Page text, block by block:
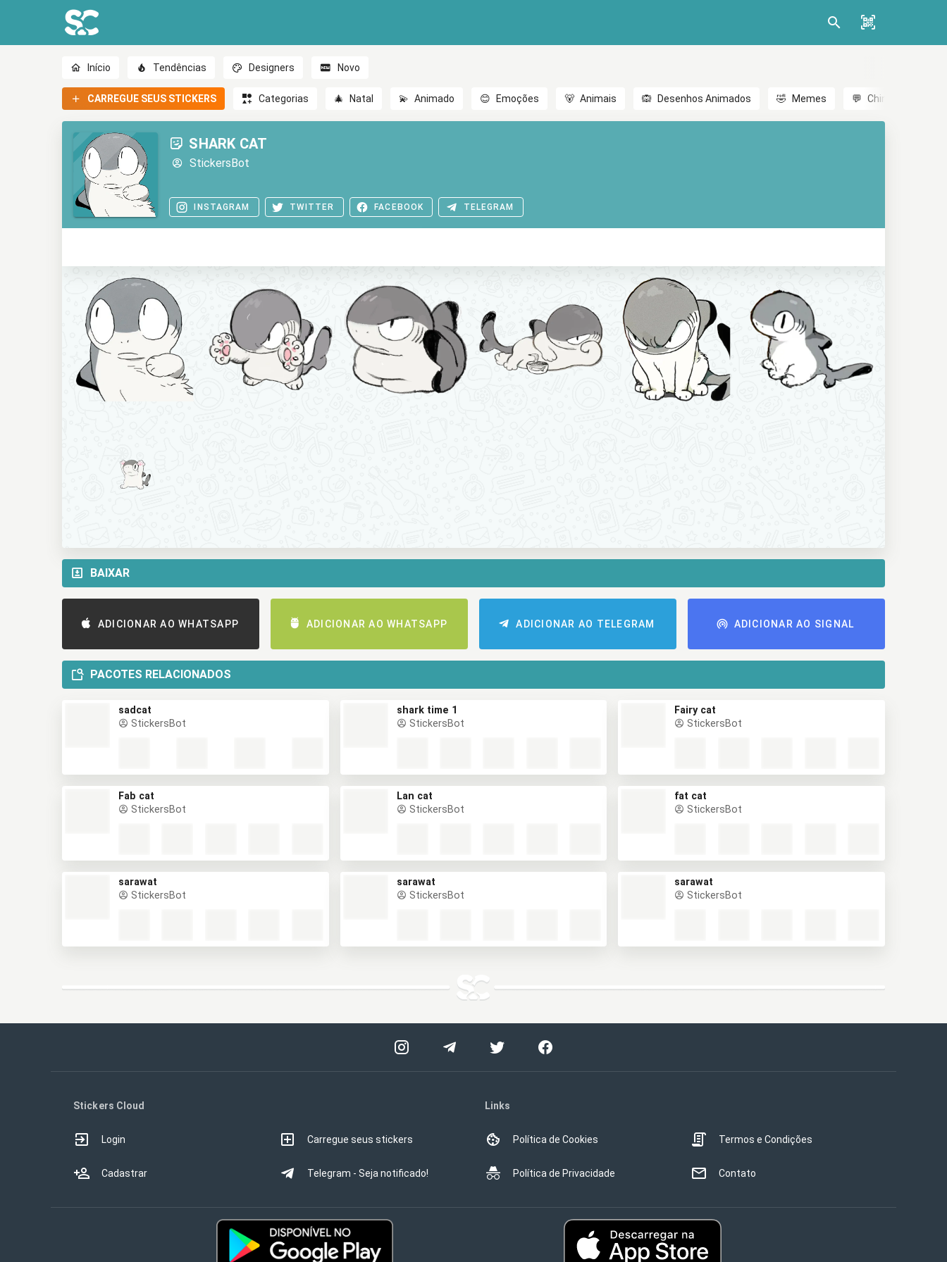
Início Tendências Designers Novo
CARREGUE SEUS STICKERS Categorias 🎄 Natal 💫 Animado 😊 Emoções 🐻 Animais 🙉 Desenhos Animados 🤣 Memes 💬 Chinês
SHARK CAT
StickersBot
INSTAGRAM TWITTER FACEBOOK TELEGRAM
BAIXAR
ADICIONAR AO WHATSAPP ADICIONAR AO WHATSAPP ADICIONAR AO TELEGRAM ADICIONAR AO SIGNAL
PACOTES RELACIONADOS
sadcat
StickersBot
shark time 1
StickersBot
Fairy cat
StickersBot
Fab cat
StickersBot
Lan cat
StickersBot
fat cat
StickersBot
sarawat
StickersBot
sarawat
StickersBot
sarawat
StickersBot
Stickers Cloud
Login
Cadastrar
Carregue seus stickers
Telegram - Seja notificado!
Links
Política de Cookies
Política de Privacidade
Termos e Condições
Contato